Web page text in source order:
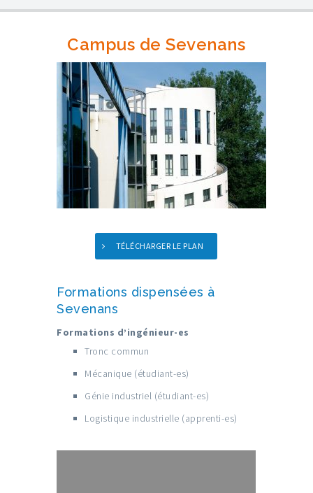
Campus de Sevenans
TÉLÉCHARGER LE PLAN
Formations dispensées à
Sevenans
Formations d’ingénieur-es
Tronc commun
Mécanique (étudiant-es)
Génie industriel (étudiant-es)
Logistique industrielle (apprenti-es)